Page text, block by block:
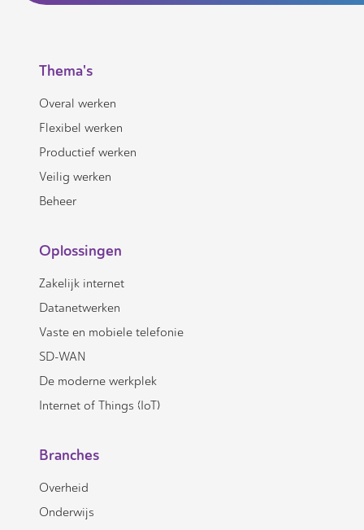
Thema's
Overal werken
Flexibel werken
Productief werken
Veilig werken
Beheer
Oplossingen
Zakelijk internet
Datanetwerken
Vaste en mobiele telefonie
SD-WAN
De moderne werkplek
Internet of Things (IoT)
Branches
Overheid
Onderwijs